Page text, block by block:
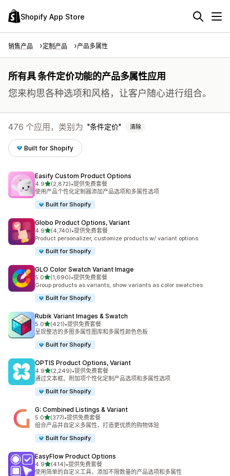
Shopify App Store
销售产品 定制产品 产品多属性
所有具 条件定价功能的产品多属性应用
您来构思各种选项和风格，让客户随心进行组合。
476 个应用，类别为 条件定价 清除
Built for Shopify
Easify Custom Product Options
4.9星（满分 5 星）
(2,872)
总共 2872 条评论
•提供免费套餐
使用产品个性化定制器添加产品选项和多属性选项
Built for Shopify
Globo Product Options, Variant
4.9星（满分 5 星）
(4,740)
总共 4740 条评论
•提供免费套餐
Product personalizer, customize products w/ variant options
Built for Shopify
GLO Color Swatch Variant Image
5.0星（满分 5 星）
(1,690)
总共 1690 条评论
•提供免费套餐
Group products as variants, show variants as color swatches
Built for Shopify
Rubik Variant Images & Swatch
5.0星（满分 5 星）
(421)
总共 421 条评论
•提供免费套餐
呈现整洁的多图多属性图库和多属性颜色色板
Built for Shopify
OPTIS Product Options, Variant
4.9星（满分 5 星）
(2,249)
总共 2249 条评论
•提供免费套餐
通过文本框、附加项个性化定制产品选项和多属性选项
Built for Shopify
G: Combined Listings & Variant
5.0星（满分 5 星）
(377)
总共 377 条评论
•提供免费套餐
组合产品并自定义多属性，打造更优质的购物体验
Built for Shopify
EasyFlow Product Options
4.9星（满分 5 星）
(414)
总共 414 条评论
•提供免费套餐
使用简单的自定义工具，添加不限数量的产品选项和多属性